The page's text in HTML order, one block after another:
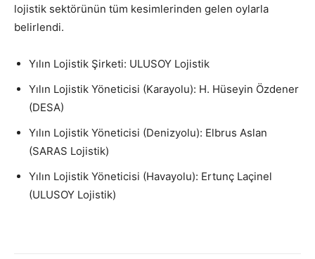
lojistik sektörünün tüm kesimlerinden gelen oylarla
belirlendi.
Yılın Lojistik Şirketi: ULUSOY Lojistik
Yılın Lojistik Yöneticisi (Karayolu): H. Hüseyin Özdener
(DESA)
Yılın Lojistik Yöneticisi (Denizyolu): Elbrus Aslan
(SARAS Lojistik)
Yılın Lojistik Yöneticisi (Havayolu): Ertunç Laçinel
(ULUSOY Lojistik)